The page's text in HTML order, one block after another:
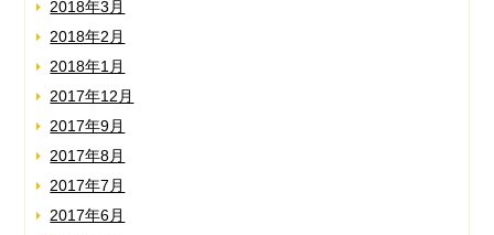
2018年3月
2018年2月
2018年1月
2017年12月
2017年9月
2017年8月
2017年7月
2017年6月